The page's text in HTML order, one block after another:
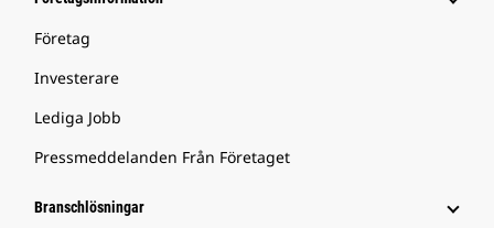
Företag
Investerare
Lediga Jobb
Pressmeddelanden Från Företaget
Branschlösningar